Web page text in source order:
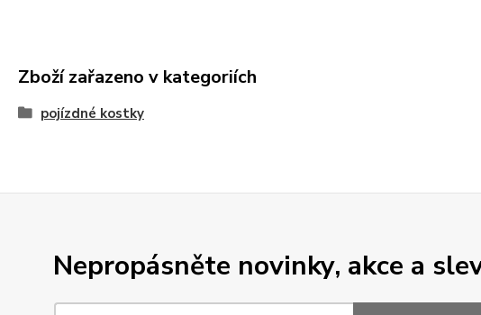
Zboží zařazeno v kategoriích
pojízdné kostky
Nepropásněte novinky, akce a